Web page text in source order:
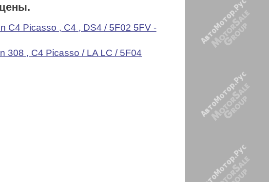
C4 Picasso , C4 , DS4 / 5F02 5FV -
308 , C4 Picasso / LA LC / 5F04